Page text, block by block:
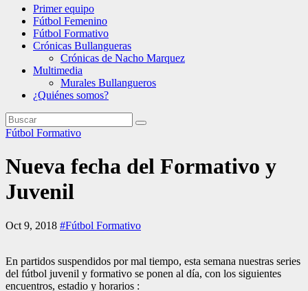
Primer equipo
Fútbol Femenino
Fútbol Formativo
Crónicas Bullangueras
Crónicas de Nacho Marquez
Multimedia
Murales Bullangueros
¿Quiénes somos?
Fútbol Formativo
Nueva fecha del Formativo y
Juvenil
Oct 9, 2018 #Fútbol Formativo
En partidos suspendidos por mal tiempo, esta semana nuestras series
del fútbol juvenil y formativo se ponen al día, con los siguientes
encuentros, estadio y horarios :